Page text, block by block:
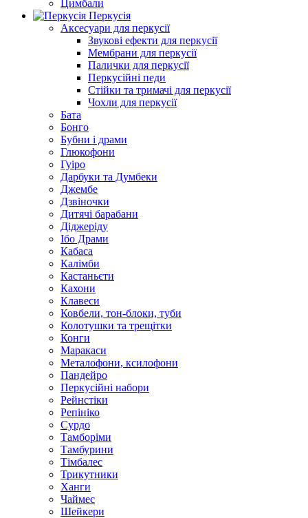
Цимбали
Перкусія
Аксесуари для перкусії
Звукові ефекти для перкусії
Мембрани для перкусії
Палички для перкусії
Перкусійні педи
Стійки та тримачі для перкусії
Чохли для перкусії
Бата
Бонго
Бубни і драми
Глюкофони
Гуіро
Дарбуки та Думбеки
Джембе
Дзвіночки
Дитячі барабани
Діджеріду
Ібо Драми
Кабаса
Калімби
Кастаньєти
Кахони
Клавеси
Ковбели, тон-блоки, туби
Колотушки та трещітки
Конги
Маракаси
Металофони, ксилофони
Пандейро
Перкусійні набори
Рейнстіки
Репініко
Сурдо
Тамборіми
Тамбурини
Тімбалес
Трикутники
Ханги
Чаймес
Шейкери